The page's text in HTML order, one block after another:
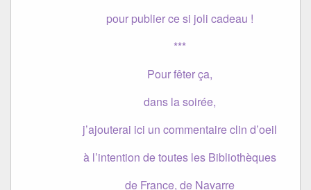
pour publier ce si joli cadeau !
***
Pour fêter ça,
dans la soirée,
j’ajouterai ici un commentaire clin d’oeil
à l’intention de toutes les Bibliothèques
de France, de Navarre